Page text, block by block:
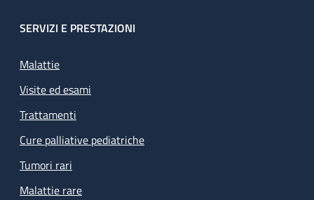
SERVIZI E PRESTAZIONI
Malattie
Visite ed esami
Trattamenti
Cure palliative pediatriche
Tumori rari
Malattie rare